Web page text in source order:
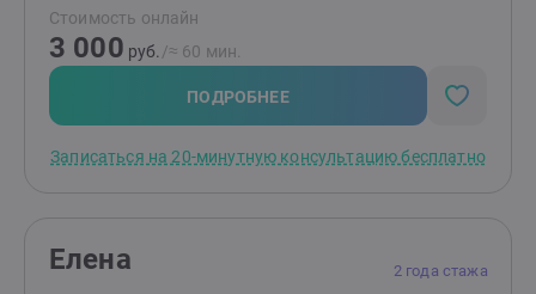
страхами, вспышками гнева, эмоциональной
чувствительностью и ранимостью, обрести
уверенность, улучшить отношения с окружающими.
Родителям: помогу разобраться в причинах
возникших трудностей и найти эффективные способы
отношения и понять своего ребенка.
Стоимость онлайн
3 000 руб. /≈ 60 мин.
ПОДРОБНЕЕ
Записаться на 20-минутную консультацию бесплатно
2 года стажа
Елена